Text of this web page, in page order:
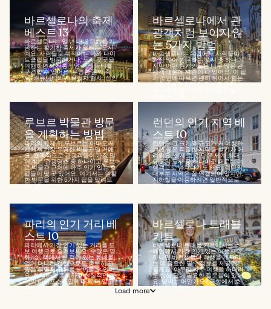
바르셀로나의 축제
베스트 13
바르셀로나는 일 년 내내 문화를 기
념하는 활기찬 축제가 열리는 도시
예요. 사람들로 북적이는 바와 나이
트클럽을 방문하거나, 도시 곳곳을
여행하면서 전통적인 거리 파티를
구경할 수 있어요. 유명한 음악 축
제, 커뮤니티와 서브컬처 행사, 성인
을 기리는...
바르셀로나에서 관
광객처럼 보이지 않
는 5가지 방법
바르셀로나는 유럽에서 사람들이
가장 많이 방문하는 도시 중 하나이
지만 어떤 현지인들은 너무 많은 관
광객 때문에 짜증이 나 있어요. 이 팁
과 조언에 따르면 괜히 튀어서 힘든
상황에 부닥치지 않고 바르셀로나
루브르 박물관 방문
을 계획하는 방법
파리의 뮤제 뒤 루브르는 아마도 세
계에서 가장 유명한 박물관일 거예
요. 결과적으로 관광객들이 가장 많
이 찾는 관광명소 중 하나이고 루브
르 박물관 근처에 아주 인기 있는 호
텔들이 몇 곳 있어요. 여기서는 원활
한 방문을 위한 5가지 팁을 알려드
릴게요...
런던의 인기 지역 베
스트 10
런던은 그 크기와 규모가 커 여행하
기에 좋은 적절한 지역을 찾기가 어
려워요. 실제로, 런던은 세계 최대
규모의 도시 중 하나이고 때로는 여
행객으로 넘쳐나기도 해요. 런던의
대부분 지역은 잘 연결되어 있지만,
지하철을 이용하려면 일반적으로
많은 노선이...
파리의 인기 거리 베
스트 10
파리에서 가장 인기 있는 거리를 도
보 여행으로 즐겨보세요. 수많은 영
화, 쇼, 책에서 본 적이 있는 동네를
걸어 다니는 것만으로도 충분히 관
광을 하면서 도시를 느껴볼 수 있어
요. 화려하고 독특하고 현실적인 파
리의 라이프스타일에 대해 더 알고
싶다면...
바르셀로나 트래블
키트
바르셀로나 트래블 키트에서는 스
페인에서 가장 인기 있는 여행지의
하나인 바르셀로나 여행을 계획하
는 데 필요한 필수 정보를 제공해드
릴게요. 아무리 자주 여행을 하더라
도 항상 답이 필요한 질문들이 있어
요. 날씨는 어떤가요? 공항에서 호
텔까지 어떻게 가나요...
Load more